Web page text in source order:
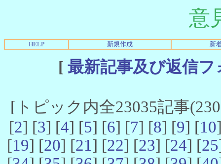
意
HELP 新規作成 新
[ 最新記事及び返信
[トピック内全23035記事
[2] [3] [4] [5] [6] [7] [8] [9] [10
[19] [20] [21] [22] [23] [24] [25